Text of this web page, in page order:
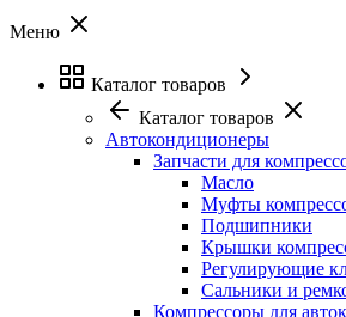
Меню
Каталог товаров
Каталог товаров
Автокондиционеры
Запчасти для
Масло
Муфты
Подшипники
Крышки
Регулирующие
Сальники и
Компрессоры для